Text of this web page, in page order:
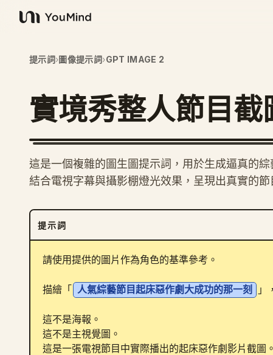
YouMind
提示詞›圖像提示詞›GPT IMAGE 2
實境秀整人節目截
這是一個複雜的圖生圖提示詞，用於生成逼真的
結合電視字幕與攝影棚燈光效果，呈現出真實的節
提示詞
請使用提供的圖片作為角色的基準參考。
描繪「 人氣綜藝節目起床惡作劇大成功的那一刻 」
這不是海報。
這不是主視覺圖。
這是一張電視節目中實際播出的起床惡作劇影片截圖。